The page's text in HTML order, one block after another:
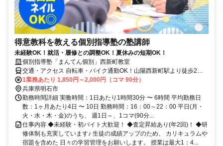
得意教科を教える個別指導塾の塾講師
未経験OK！就活・履修との調整OK！夏休みの短期OK！
個別指導塾「まんてん個別」西新町教室
交通・アクセス 自転車・バイク通勤OK！山陽西新町駅より徒歩2分
・明石駅より自転車5分
1業務あたり 1,850円～2,000円（コマ 90分）
兵庫県明石市
勤務時間詳細 実働時間：1日あたり1時間30分 〜 6時間 平均勤務日
数：1ヶ月あたり4日 〜 10日 勤務時間：16：00～22：00 平日(月・
火・水・木・金)のうち、 週1日～、1コマ(90分...
仕事内容 ◆未経験・初バイト大歓迎！ ◆査定昇給あり(年2回)！ ◆研
修体制も充実しています♪ 生徒の成績アップのため、 カリキュラムや
宿題を含めた 日々の学習管理をお願いします。 授業は最大1：4...